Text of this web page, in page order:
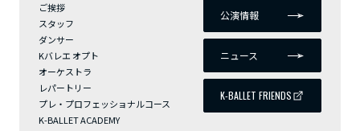
ご挨拶
スタッフ
ダンサー
Kバレエ オプト
オーケストラ
レパートリー
プレ・プロフェッショナルコース
K-BALLET ACADEMY
公演情報
ニュース
K-BALLET FRIENDS